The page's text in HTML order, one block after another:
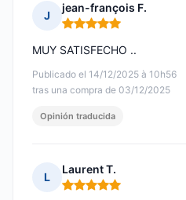
J
jean-françois F.
Nota: 5 de 5
Publicado el 14/12/2025 à 10h56
tras una compra de 03/12/2025
MUY SATISFECHO ..
Opinión traducida
L
Laurent T.
Nota: 5 de 5